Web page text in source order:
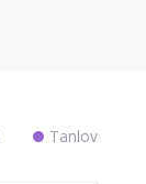
Tanlov